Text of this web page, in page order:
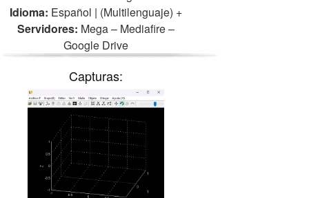
Idioma: Español | (Multilenguaje) +
Servidores: Mega – Mediafire –
Google Drive
Capturas: